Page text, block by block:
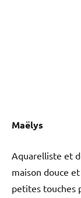
Maëlys
Aquarelliste et
maison douce
petites touches